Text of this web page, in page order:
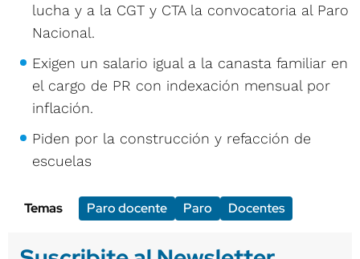
lucha y a la CGT y CTA la convocatoria al Paro
Nacional.
Exigen un salario igual a la canasta familiar en
el cargo de PR con indexación mensual por
inflación.
Piden por la construcción y refacción de
escuelas
Temas Paro docente Paro Docentes